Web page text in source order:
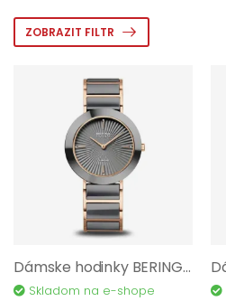
ZOBRAZIT FILTR
Dámske hodinky BERING Ceramic 11435-768
Skladom na e-shope